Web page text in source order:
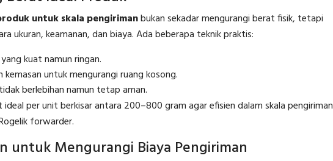
untuk skala pengirimanbukan sekadar mengurangi berat fisik, tetapi
ukuran, keamanan, dan biaya. Ada beberapa teknik praktis:
kuat namun ringan.
kemasan untuk mengurangi ruang kosong.
berlebihan namun tetap aman.
per unit berkisar antara 200–800 gram agar efisien dalam skala pengiriman
forwarder.
untuk Mengurangi Biaya Pengiriman